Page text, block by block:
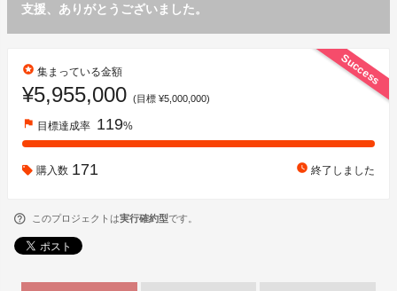
支援、ありがとうございました。
Success
stars 集まっている金額
¥5,955,000 (目標 ¥5,000,000)
flag 目標達成率 119%
購入数 171 watch_later 終了しました
このプロジェクトは実行確約型です。